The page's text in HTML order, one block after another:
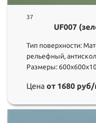
37
UF007
Тип поверхности:
рельефный,
Размеры:
Цена от 1680